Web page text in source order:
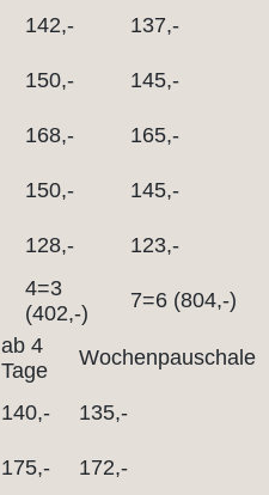
142,-
137,-
150,-
145,-
168,-
165,-
150,-
145,-
128,-
123,-
4=3
(402,-)
7=6 (804,-)
ab 4
Tage
Wochenpauschale
140,-
135,-
175,-
172,-